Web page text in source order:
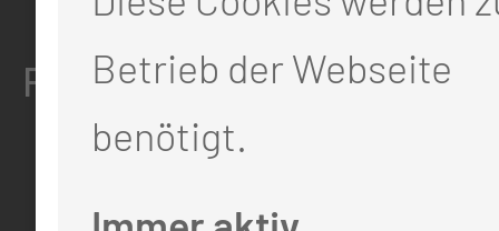
RECHTLICHES
Impressum
Betrieb der Webseite
benötigt.